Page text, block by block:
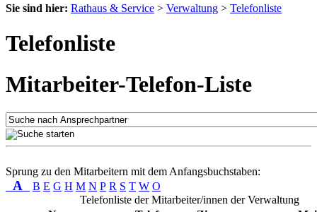
Sie sind hier: Rathaus & Service > Verwaltung > Telefonliste
Telefonliste
Mitarbeiter-Telefon-Liste
Sprung zu den Mitarbeitern mit dem Anfangsbuchstaben:
A B E G H M N P R S T W O
Telefonliste der Mitarbeiter/innen der Verwaltung